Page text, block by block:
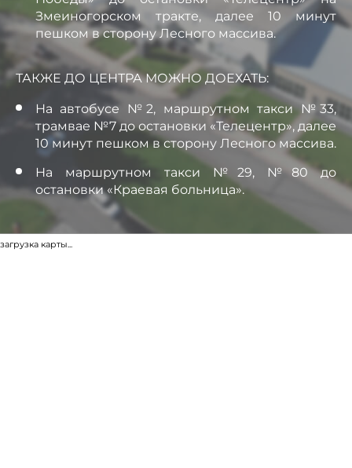
Змеиногорском тракте, далее 10 минут
пешком в сторону Лесного массива.
ТАКЖЕ ДО ЦЕНТРА МОЖНО ДОЕХАТЬ:
На автобусе №2, маршрутном такси №33,
трамвае №7 до остановки «Телецентр», далее
10 минут пешком в сторону Лесного массива.
На маршрутном такси №29, №80 до
остановки «Краевая больница».
загрузка карты...